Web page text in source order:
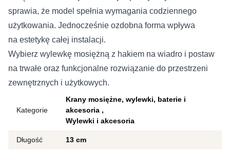
sprawia, że model spełnia wymagania codziennego
użytkowania. Jednocześnie ozdobna forma wpływa
na estetykę całej instalacji.
Wybierz wylewkę mosiężną z hakiem na wiadro i postaw
na trwałe oraz funkcjonalne rozwiązanie do przestrzeni
zewnętrznych i użytkowych.
Kategorie
Krany mosiężne, wylewki, baterie i
akcesoria
Wylewki i akcesoria
Długość 13 cm